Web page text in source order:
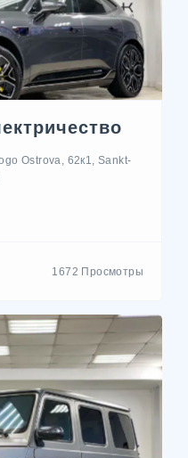
Ostrova, 62к1, Sankt-
1672 Просмотры